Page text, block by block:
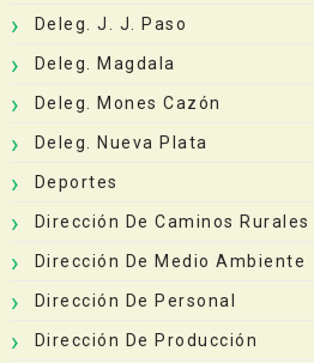
Deleg. J. J. Paso
Deleg. Magdala
Deleg. Mones Cazón
Deleg. Nueva Plata
Deportes
Dirección De Caminos Rurales
Dirección De Medio Ambiente
Dirección De Personal
Dirección De Producción